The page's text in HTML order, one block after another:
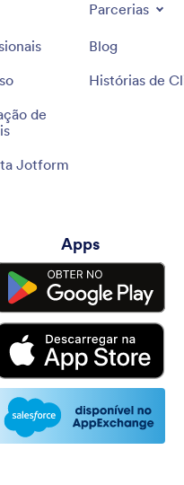
de
Jotform
Parcerias
Blog
Histórias de
Apps